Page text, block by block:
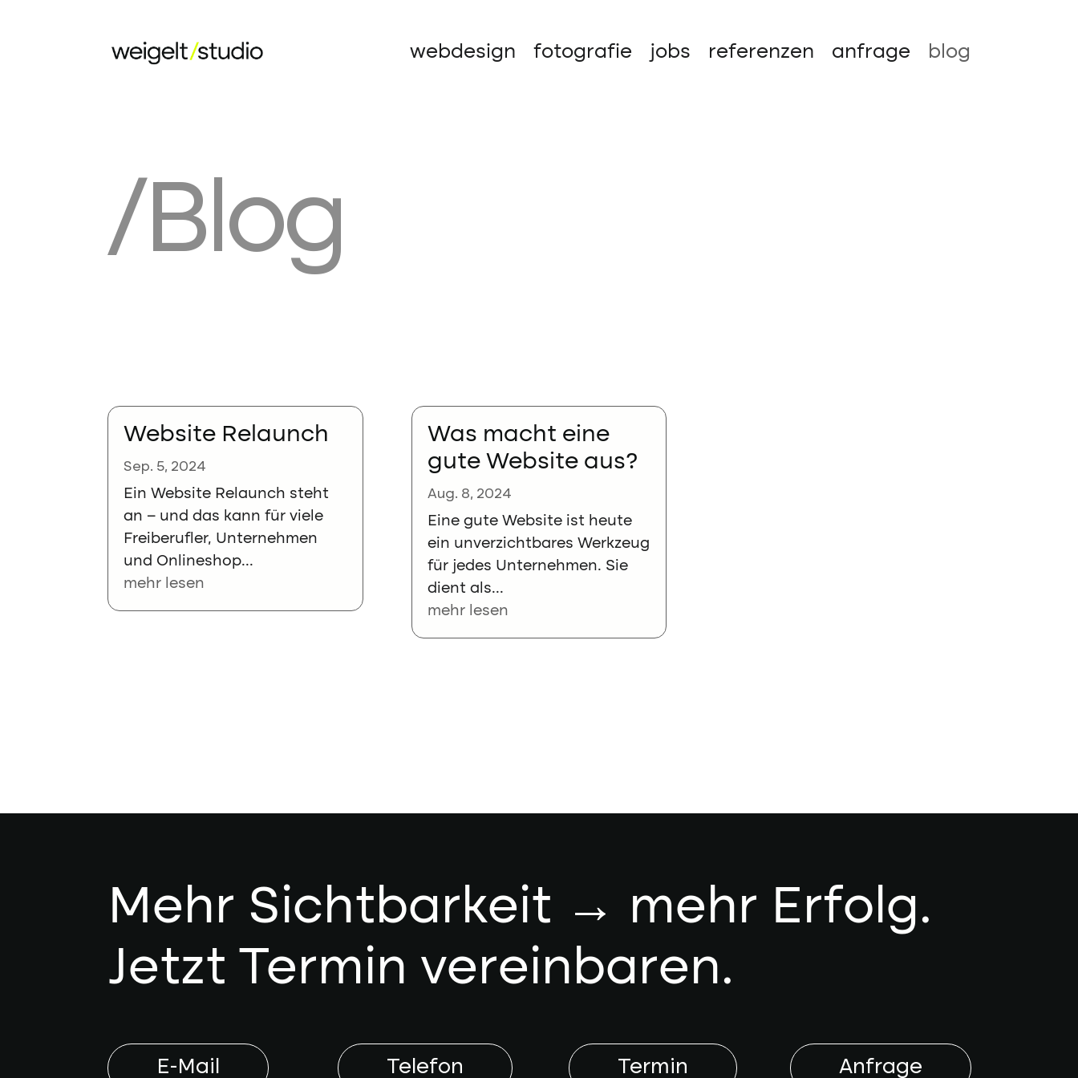
webdesign fotografie jobs referenzen anfrage blog
/Blog
Website Relaunch
Sep. 5, 2024
Ein Website Relaunch steht
an – und das kann für viele
Freiberufler, Unternehmen
und Onlineshop...
mehr lesen
Was macht eine
gute Website aus?
Aug. 8, 2024
Eine gute Website ist heute
ein unverzichtbares Werkzeug
für jedes Unternehmen. Sie
dient als...
mehr lesen
Mehr Sichtbarkeit → mehr Erfolg.
Jetzt Termin vereinbaren.
E-Mail Telefon Termin Anfrage